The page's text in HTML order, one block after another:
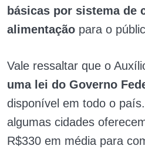
básicas por sistema de
alimentação para o
Vale ressaltar que o
uma lei do Governo
disponível em todo o
algumas cidades
R$330 em média para